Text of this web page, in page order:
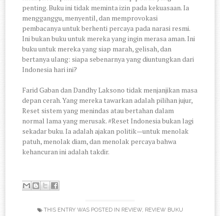
penting. Buku ini tidak meminta izin pada kekuasaan. Ia
mengganggu, menyentil, dan memprovokasi
pembacanya untuk berhenti percaya pada narasi resmi.
Ini bukan buku untuk mereka yang ingin merasa aman. Ini
buku untuk mereka yang siap marah, gelisah, dan
bertanya ulang: siapa sebenarnya yang diuntungkan dari
Indonesia hari ini?
Farid Gaban dan Dandhy Laksono tidak menjanjikan masa
depan cerah. Yang mereka tawarkan adalah pilihan jujur,
Reset sistem yang menindas atau bertahan dalam
normal lama yang merusak. #Reset Indonesia bukan lagi
sekadar buku. Ia adalah ajakan politik—untuk menolak
patuh, menolak diam, dan menolak percaya bahwa
kehancuran ini adalah takdir.
THIS ENTRY WAS POSTED IN REVIEW, REVIEW BUKU